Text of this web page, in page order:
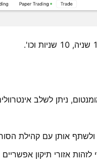
ניתן לשלב
ולשתף אותן עם קהילת
לזהות אזורי תיקון